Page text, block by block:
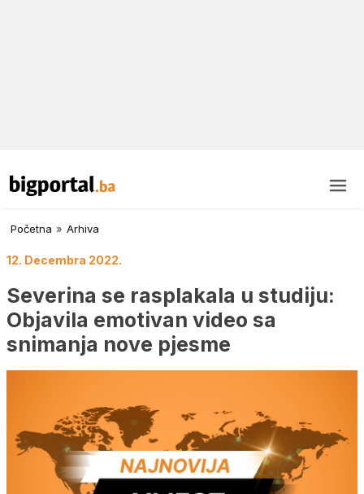
Početna » Arhiva
12. Decembra 2022.
Severina se rasplakala u studiju:
Objavila emotivan video sa
snimanja nove pjesme